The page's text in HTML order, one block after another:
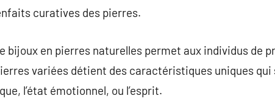
curatives des pierres.
bijoux en pierres naturelles permet aux individus de
variées détient des caractéristiques uniques
l’état émotionnel, ou l’esprit.